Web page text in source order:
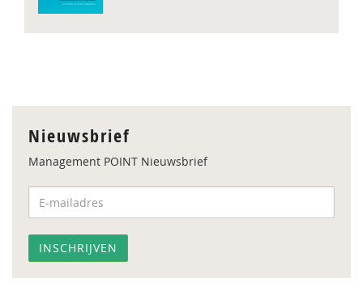
Nieuwsbrief
Management POINT Nieuwsbrief